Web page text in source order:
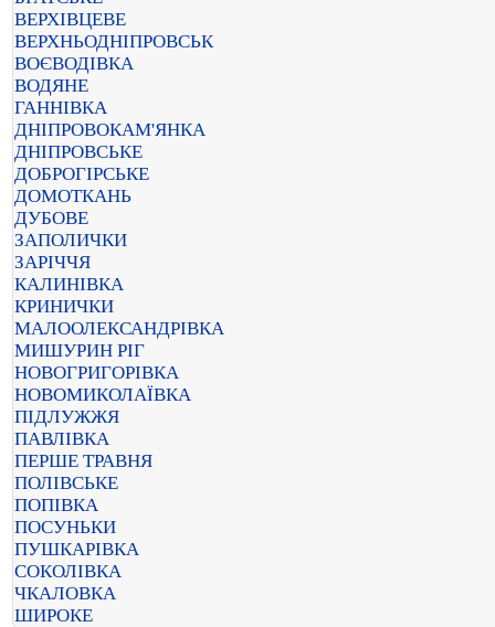
ВЕРХІВЦЕВЕ
ВЕРХНЬОДНІПРОВСЬК
ВОЄВОДІВКА
ВОДЯНЕ
ГАННІВКА
ДНІПРОВОКАМ'ЯНКА
ДНІПРОВСЬКЕ
ДОБРОГІРСЬКЕ
ДОМОТКАНЬ
ДУБОВЕ
ЗАПОЛИЧКИ
ЗАРІЧЧЯ
КАЛИНІВКА
КРИНИЧКИ
МАЛООЛЕКСАНДРІВКА
МИШУРИН РІГ
НОВОГРИГОРІВКА
НОВОМИКОЛАЇВКА
ПІДЛУЖЖЯ
ПАВЛІВКА
ПЕРШЕ ТРАВНЯ
ПОЛІВСЬКЕ
ПОПІВКА
ПОСУНЬКИ
ПУШКАРІВКА
СОКОЛІВКА
ЧКАЛОВКА
ШИРОКЕ